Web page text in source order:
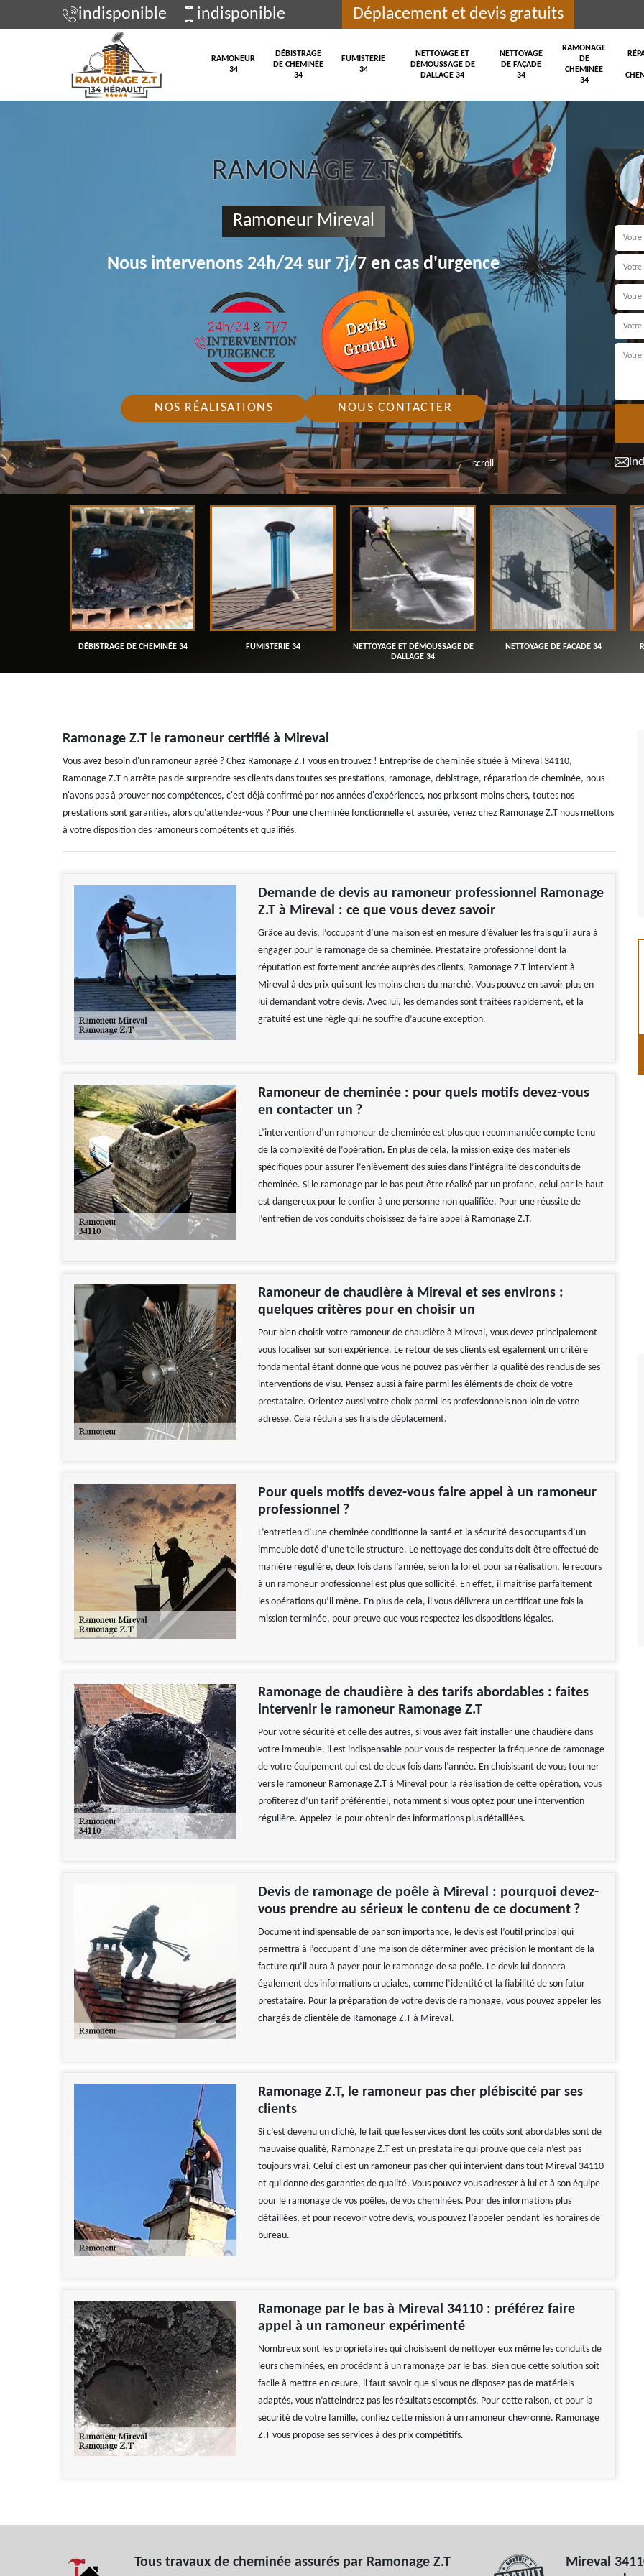
indisponible indisponible Déplacement et devis gratuits
RAMONEUR
34
DÉBISTRAGE
DE CHEMINÉE
34
FUMISTERIE
34
NETTOYAGE ET
DÉMOUSSAGE DE
DALLAGE 34
NETTOYAGE
DE FAÇADE
34
RAMONAGE
DE
CHEMINÉE
34
scroll
RAMONAGE Z.T
Ramoneur Mireval
Nous intervenons 24h/24 sur 7j/7 en cas d'urgence
NOS RÉALISATIONS NOUS CONTACTER
DÉBISTRAGE DE CHEMINÉE 34 FUMISTERIE 34
NETTOYAGE ET DÉMOUSSAGE DE
DALLAGE 34
NETTOYAGE DE FAÇADE 34
Ramonage Z.T le ramoneur certifié à Mireval
Vous avez besoin d'un ramoneur agréé ? Chez Ramonage Z.T vous en trouvez ! Entreprise de cheminée située à Mireval 34110,
Ramonage Z.T n'arrête pas de surprendre ses clients dans toutes ses prestations, ramonage, debistrage, réparation de cheminée, nous
n'avons pas à prouver nos compétences, c'est déjà confirmé par nos années d'expériences, nos prix sont moins chers, toutes nos
prestations sont garanties, alors qu'attendez-vous ? Pour une cheminée fonctionnelle et assurée, venez chez Ramonage Z.T nous mettons
à votre disposition des ramoneurs compétents et qualifiés.
Demande de devis au ramoneur professionnel Ramonage
Z.T à Mireval : ce que vous devez savoir
Grâce au devis, l’occupant d’une maison est en mesure d’évaluer les frais qu’il aura à
engager pour le ramonage de sa cheminée. Prestataire professionnel dont la
réputation est fortement ancrée auprès des clients, Ramonage Z.T intervient à
Mireval à des prix qui sont les moins chers du marché. Vous pouvez en savoir plus en
lui demandant votre devis. Avec lui, les demandes sont traitées rapidement, et la
gratuité est une règle qui ne souffre d’aucune exception.
Ramoneur de cheminée : pour quels motifs devez-vous
en contacter un ?
L’intervention d’un ramoneur de cheminée est plus que recommandée compte tenu
de la complexité de l’opération. En plus de cela, la mission exige des matériels
spécifiques pour assurer l’enlèvement des suies dans l’intégralité des conduits de
cheminée. Si le ramonage par le bas peut être réalisé par un profane, celui par le haut
est dangereux pour le confier à une personne non qualifiée. Pour une réussite de
l’entretien de vos conduits choisissez de faire appel à Ramonage Z.T.
Ramoneur de chaudière à Mireval et ses environs :
quelques critères pour en choisir un
Pour bien choisir votre ramoneur de chaudière à Mireval, vous devez principalement
vous focaliser sur son expérience. Le retour de ses clients est également un critère
fondamental étant donné que vous ne pouvez pas vérifier la qualité des rendus de ses
interventions de visu. Pensez aussi à faire parmi les éléments de choix de votre
prestataire. Orientez aussi votre choix parmi les professionnels non loin de votre
adresse. Cela réduira ses frais de déplacement.
Pour quels motifs devez-vous faire appel à un ramoneur
professionnel ?
L’entretien d’une cheminée conditionne la santé et la sécurité des occupants d’un
immeuble doté d’une telle structure. Le nettoyage des conduits doit être effectué de
manière régulière, deux fois dans l’année, selon la loi et pour sa réalisation, le recours
à un ramoneur professionnel est plus que sollicité. En effet, il maitrise parfaitement
les opérations qu’il mène. En plus de cela, il vous délivrera un certificat une fois la
mission terminée, pour preuve que vous respectez les dispositions légales.
Ramonage de chaudière à des tarifs abordables : faites
intervenir le ramoneur Ramonage Z.T
Pour votre sécurité et celle des autres, si vous avez fait installer une chaudière dans
votre immeuble, il est indispensable pour vous de respecter la fréquence de ramonage
de votre équipement qui est de deux fois dans l’année. En choisissant de vous tourner
vers le ramoneur Ramonage Z.T à Mireval pour la réalisation de cette opération, vous
profiterez d’un tarif préférentiel, notamment si vous optez pour une intervention
régulière. Appelez-le pour obtenir des informations plus détaillées.
Devis de ramonage de poêle à Mireval : pourquoi devez-
vous prendre au sérieux le contenu de ce document ?
Document indispensable de par son importance, le devis est l’outil principal qui
permettra à l’occupant d’une maison de déterminer avec précision le montant de la
facture qu’il aura à payer pour le ramonage de sa poêle. Le devis lui donnera
également des informations cruciales, comme l’identité et la fiabilité de son futur
prestataire. Pour la préparation de votre devis de ramonage, vous pouvez appeler les
chargés de clientèle de Ramonage Z.T à Mireval.
Ramonage Z.T, le ramoneur pas cher plébiscité par ses
clients
Si c’est devenu un cliché, le fait que les services dont les coûts sont abordables sont de
mauvaise qualité, Ramonage Z.T est un prestataire qui prouve que cela n’est pas
toujours vrai. Celui-ci est un ramoneur pas cher qui intervient dans tout Mireval 34110
et qui donne des garanties de qualité. Vous pouvez vous adresser à lui et à son équipe
pour le ramonage de vos poêles, de vos cheminées. Pour des informations plus
détaillées, et pour recevoir votre devis, vous pouvez l’appeler pendant les horaires de
bureau.
Ramonage par le bas à Mireval 34110 : préférez faire
appel à un ramoneur expérimenté
Nombreux sont les propriétaires qui choisissent de nettoyer eux même les conduits de
leurs cheminées, en procédant à un ramonage par le bas. Bien que cette solution soit
facile à mettre en œuvre, il faut savoir que si vous ne disposez pas de matériels
adaptés, vous n’atteindrez pas les résultats escomptés. Pour cette raison, et pour la
sécurité de votre famille, confiez cette mission à un ramoneur chevronné. Ramonage
Z.T vous propose ses services à des prix compétitifs.
Tous travaux de cheminée assurés par Ramonage Z.T
Mireval